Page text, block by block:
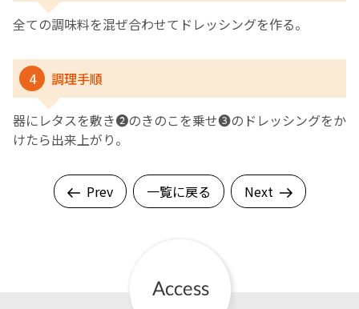
全ての調味料を混ぜ合わせてドレッシングを作る。
4 調理手順
器にレタスを敷き❷のきのこを乗せ❸のドレッシングをか
けたら出来上がり。
Prev 一覧に戻る Next